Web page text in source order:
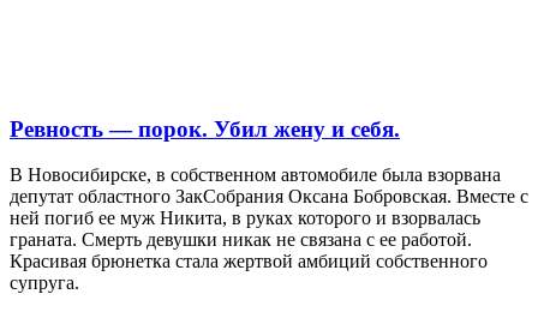
Ревность — порок. Убил жену и себя.
В Новосибирске, в собственном автомобиле была взорвана
депутат областного ЗакСобрания Оксана Бобровская. Вместе с
ней погиб ее муж Никита, в руках которого и взорвалась
граната. Смерть девушки никак не связана с ее работой.
Красивая брюнетка стала жертвой амбиций собственного
супруга.